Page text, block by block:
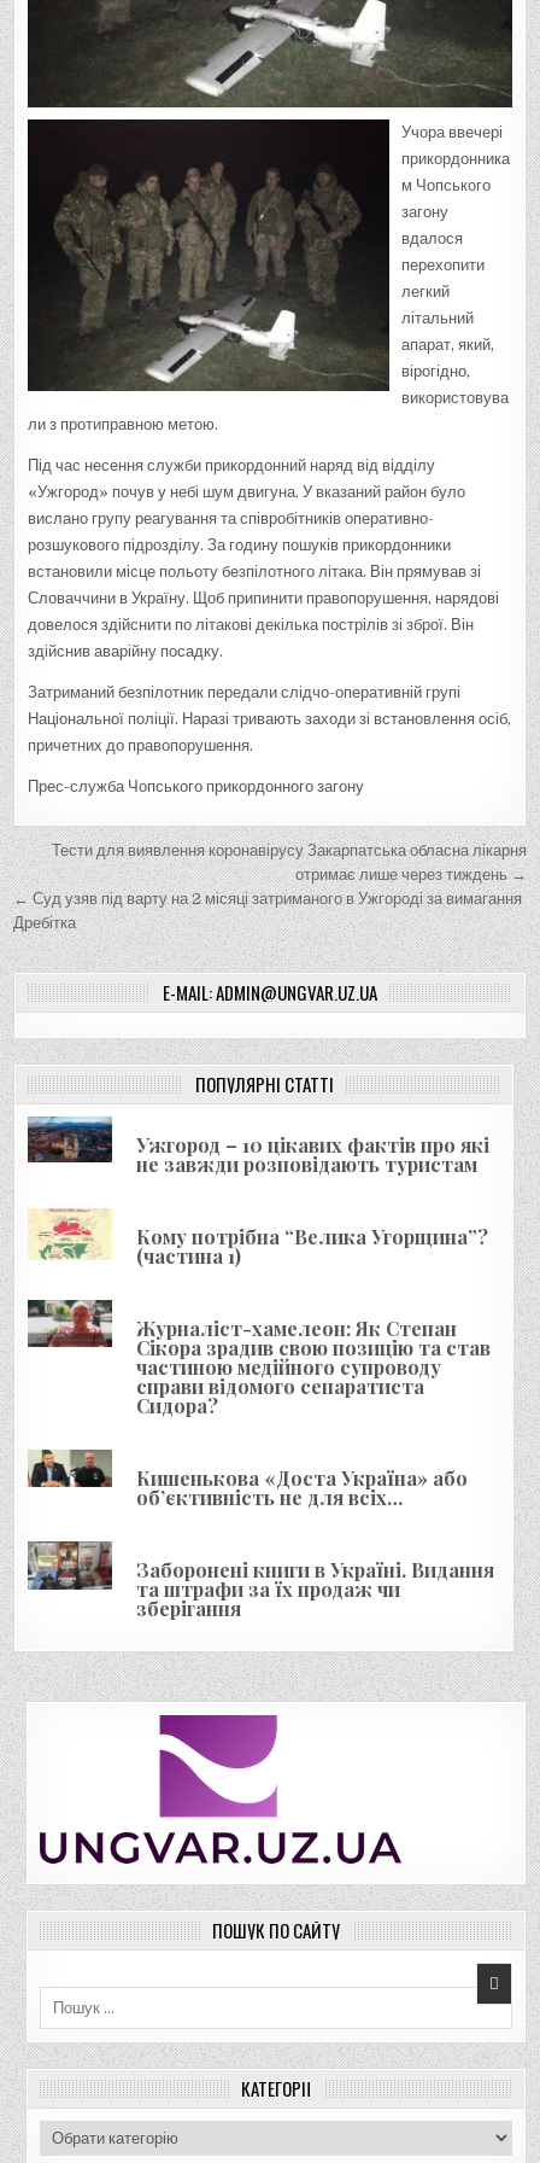
Учора ввечері
прикордонника
м Чопського
загону
вдалося
перехопити
легкий
літальний
апарат, який,
вірогідно,
використовува
ли з протиправною метою.
Під час несення служби прикордонний наряд від відділу
«Ужгород» почув у небі шум двигуна. У вказаний район було
вислано групу реагування та співробітників оперативно-
розшукового підрозділу. За годину пошуків прикордонники
встановили місце польоту безпілотного літака. Він прямував зі
Словаччини в Україну. Щоб припинити правопорушення, нарядові
довелося здійснити по літакові декілька пострілів зі зброї. Він
здійснив аварійну посадку.
Затриманий безпілотник передали слідчо-оперативній групі
Національної поліції. Наразі тривають заходи зі встановлення осіб,
причетних до правопорушення.
Прес-служба Чопського прикордонного загону
Н
а
в
і
г
а
ц
і
я
з
а
п
и
с
і
в
Тести для виявлення коронавірусу Закарпатська обласна лікарня
отримає лише через тиждень →
← Суд узяв під варту на 2 місяці затриманого в Ужгороді за вимагання
Дребітка
E-MAIL: ADMIN@UNGVAR.UZ.UA
ПОПУЛЯРНІ СТАТТІ
Ужгород – 10 цікавих фактів про які
не завжди розповідають туристам
Кому потрібна “Велика Угорщина”?
(частина 1)
Журналіст-хамелеон: Як Степан
Сікора зрадив свою позицію та став
частиною медійного супроводу
справи відомого сепаратиста
Сидора?
Кишенькова «Доста Україна» або
об’єктивність не для всіх…
Заборонені книги в Україні. Видання
та штрафи за їх продаж чи
зберігання
ПОШУК ПО САЙТУ
КАТЕГОРІЇ
а